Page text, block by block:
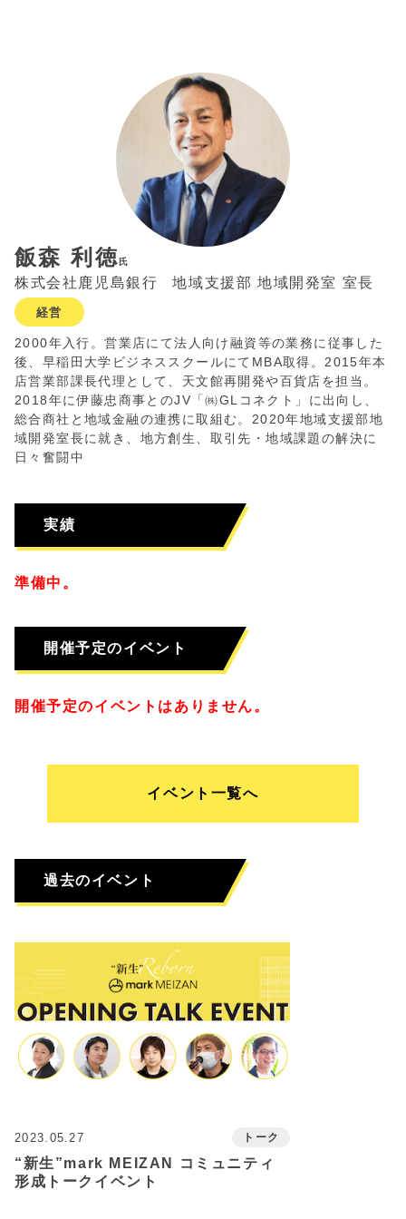
飯森 利徳氏
株式会社鹿児島銀行 地域支援部 地域開発室 室長
経営
2000年入行。営業店にて法人向け融資等の業務に従事した
後、早稲田大学ビジネススクールにてMBA取得。2015年本
店営業部課長代理として、天文館再開発や百貨店を担当。
2018年に伊藤忠商事とのJV「㈱GLコネクト」に出向し、
総合商社と地域金融の連携に取組む。2020年地域支援部地
域開発室長に就き、地方創生、取引先・地域課題の解決に
日々奮闘中
実績
準備中。
開催予定のイベント
開催予定のイベントはありません。
イベント一覧へ
過去のイベント
2023.05.27 トーク
“新生”mark MEIZAN コミュニティ
形成トークイベント